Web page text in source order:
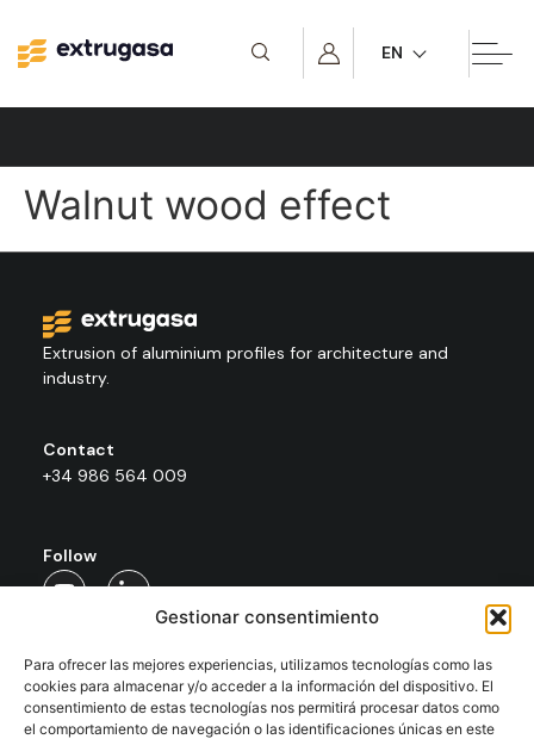
Gestionar consentimiento
Para ofrecer las mejores experiencias, utilizamos tecnologías como las
cookies para almacenar y/o acceder a la información del dispositivo. El
consentimiento de estas tecnologías nos permitirá procesar datos como
el comportamiento de navegación o las identificaciones únicas en este
EN
Walnut wood effect
Extrusion of aluminium profiles for architecture and
industry.
Contact
+34 986 564 009
Follow
Industry Extrugasa Architecture